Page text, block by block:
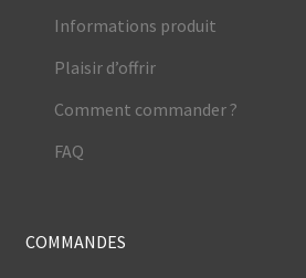
Informations produit
Plaisir d’offrir
Comment commander ?
FAQ
COMMANDES